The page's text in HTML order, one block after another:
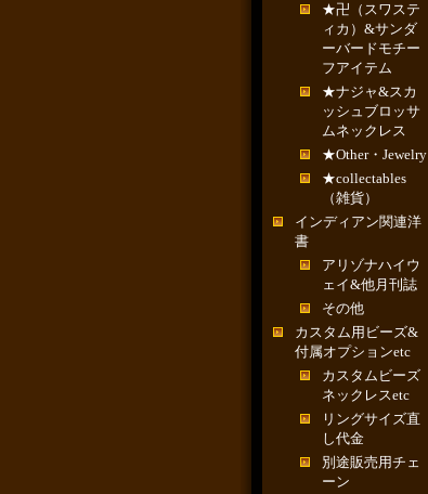
★卍（スワステ
ィカ）&サンダ
ーバードモチー
フアイテム
★ナジャ&スカ
ッシュブロッサ
ムネックレス
★Other・Jewelry
★collectables
（雑貨）
インディアン関連洋
書
アリゾナハイウ
ェイ&他月刊誌
その他
カスタム用ビーズ&
付属オプションetc
カスタムビーズ
ネックレスetc
リングサイズ直
し代金
別途販売用チェ
ーン